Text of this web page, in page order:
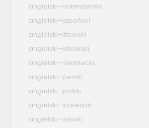
angielski–holenderski
angielski–japoński
angielski–litewski
angielski–łotewski
angielski–niemiecki
angielski–perski
angielski–polski
angielski–szwedzki
angielski–włoski